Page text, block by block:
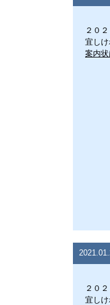
２０
宜しけ
案内
２０
宜し